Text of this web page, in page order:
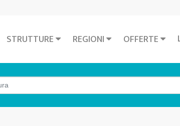
STRUTTURE REGIONI OFFERTE